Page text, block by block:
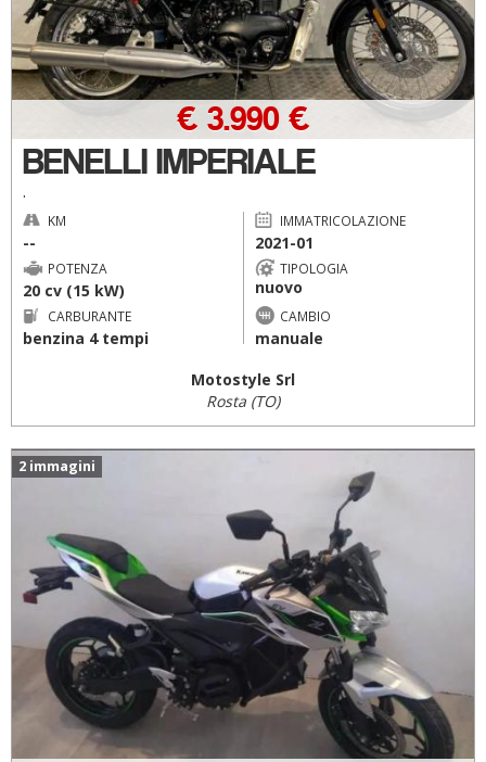
BENELLI IMPERIALE
.
€ 3.990 €
KM
--
IMMATRICOLAZIONE
2021-01
POTENZA
20 cv (15 kW)
TIPOLOGIA
nuovo
CARBURANTE
benzina 4 tempi
CAMBIO
manuale
Motostyle Srl
Rosta (TO)
2 immagini